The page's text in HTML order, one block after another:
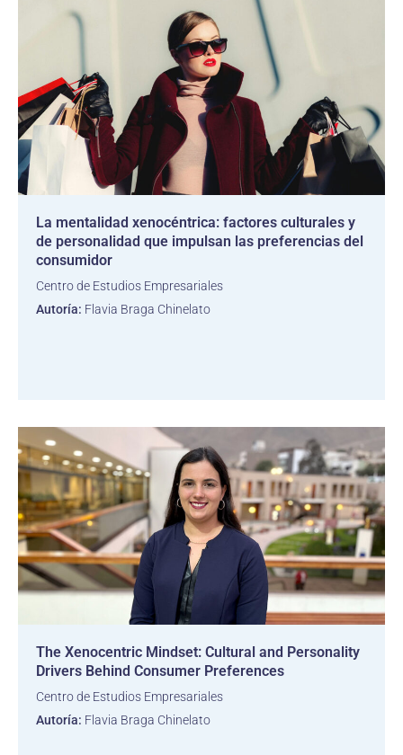
La mentalidad xenocéntrica: factores culturales y
de personalidad que impulsan las preferencias del
consumidor
Centro de Estudios Empresariales
Autoría: Flavia Braga Chinelato
The Xenocentric Mindset: Cultural and Personality
Drivers Behind Consumer Preferences
Centro de Estudios Empresariales
Autoría: Flavia Braga Chinelato